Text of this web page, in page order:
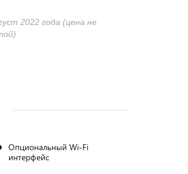
2022 года (цена не
Опциональный Wi-Fi
интерфейс